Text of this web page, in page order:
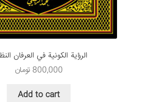
سبد خرید
قوانین و مقررات
الرؤية الكونية في العرفان
800,000 تومان
Add to cart